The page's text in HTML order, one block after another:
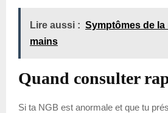
Lire aussi : Symptômes de
mains
Quand consulter
Si ta NGB est anormale et que tu